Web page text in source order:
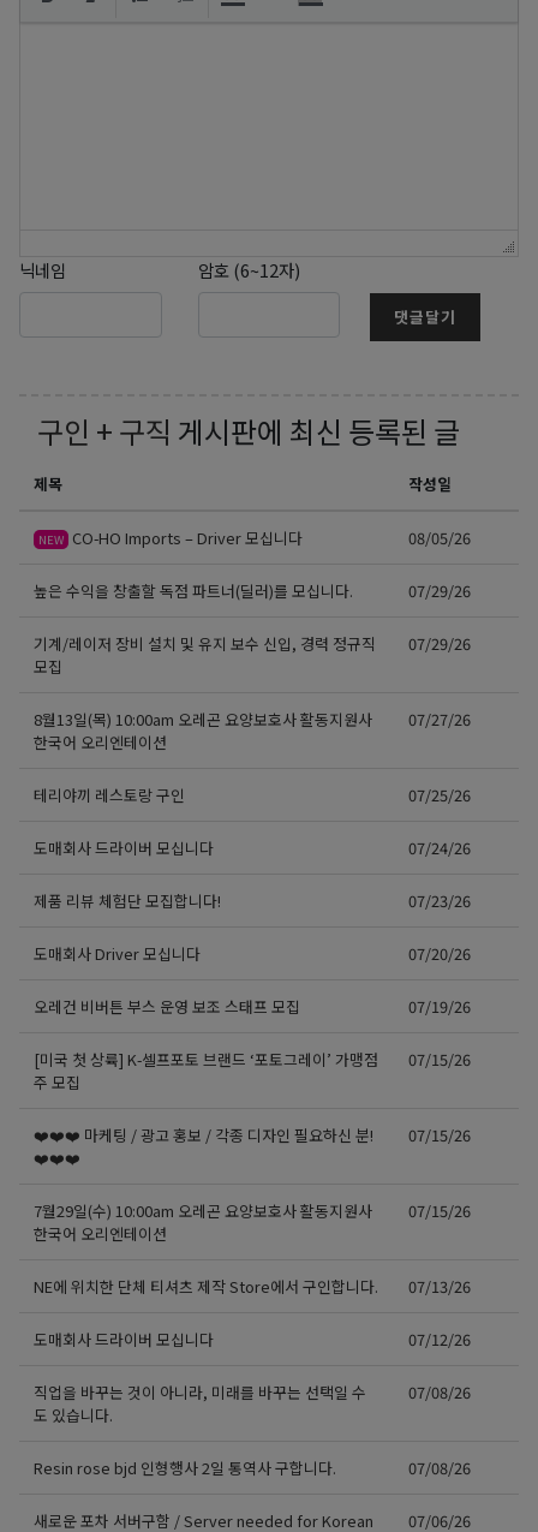
닉네임 암호 (6~12자)
댓글달기
구인 + 구직 게시판에 최신 등록된 글
제목 작성일
NEW CO-HO Imports – Driver 모십니다 08/05/26
높은 수익을 창출할 독점 파트너(딜러)를 모십니다. 07/29/26
기계/레이저 장비 설치 및 유지 보수 신입, 경력 정규직
모집
07/29/26
8월13일(목) 10:00am 오레곤 요양보호사 활동지원사
한국어 오리엔테이션
07/27/26
테리야끼 레스토랑 구인 07/25/26
도매회사 드라이버 모십니다 07/24/26
제품 리뷰 체험단 모집합니다! 07/23/26
도매회사 Driver 모십니다 07/20/26
오레건 비버튼 부스 운영 보조 스태프 모집 07/19/26
[미국 첫 상륙] K-셀프포토 브랜드 ‘포토그레이’ 가맹점
주 모집
07/15/26
❤️❤️❤️ 마케팅 / 광고 홍보 / 각종 디자인 필요하신 분!
❤️❤️❤️
07/15/26
7월29일(수) 10:00am 오레곤 요양보호사 활동지원사
한국어 오리엔테이션
07/15/26
NE에 위치한 단체 티셔츠 제작 Store에서 구인합니다. 07/13/26
도매회사 드라이버 모십니다 07/12/26
직업을 바꾸는 것이 아니라, 미래를 바꾸는 선택일 수
도 있습니다.
07/08/26
Resin rose bjd 인형행사 2일 통역사 구합니다. 07/08/26
새로운 포차 서버구함 / Server needed for Korean
07/06/26